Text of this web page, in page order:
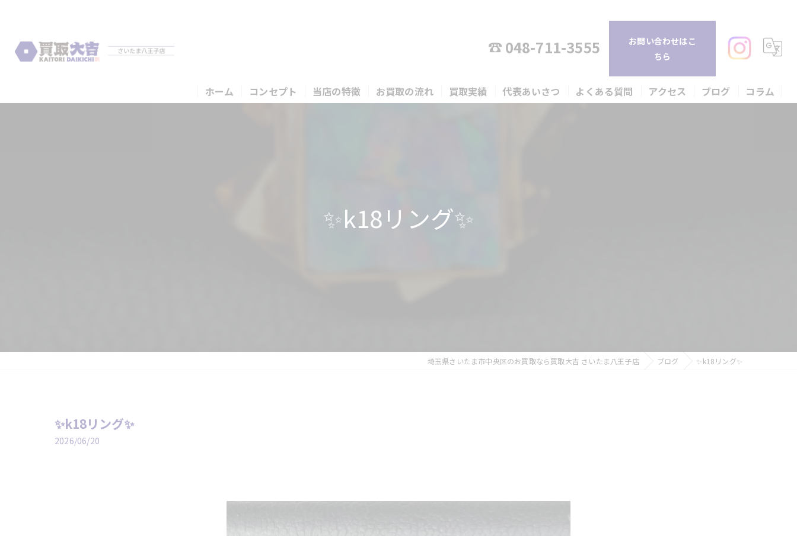
048-711-3555
お問い合わせはこ
ちら
ホーム コンセプト 当店の特徴
バッグ
お買取の流れ 買取実績 代表あいさつ よくある質問 アクセス ブログ コラム
✨k18リング✨
埼玉県さいたま市中央区のお買取なら買取大吉 さいたま八王子店 ブログ ✨k18リング✨
✨k18リング✨
2026/06/20